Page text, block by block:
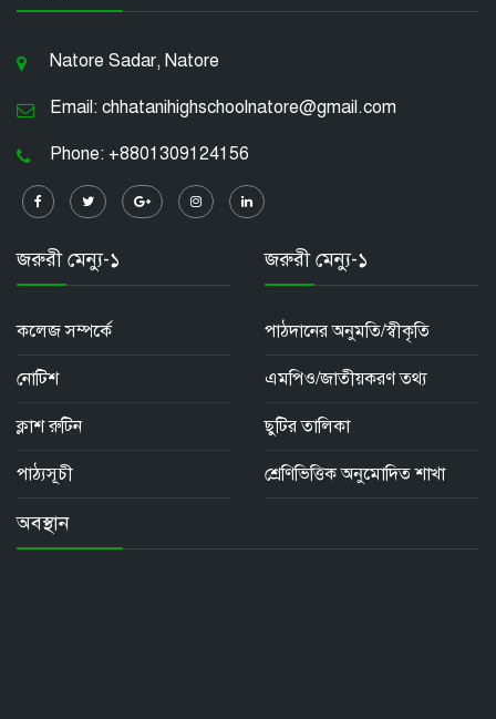
Natore Sadar, Natore
Email: chhatanihighschoolnatore@gmail.com
Phone: +8801309124156
জরুরী মেন্যু-১
কলেজ সম্পর্কে
নোটিশ
ক্লাশ রুটিন
পাঠ্যসূচী
জরুরী মেন্যু-১
পাঠদানের অনুমতি/স্বীকৃতি
এমপিও/জাতীয়করণ তথ্য
ছুটির তালিকা
শ্রেণিভিত্তিক অনুমোদিত শাখা
অবস্থান